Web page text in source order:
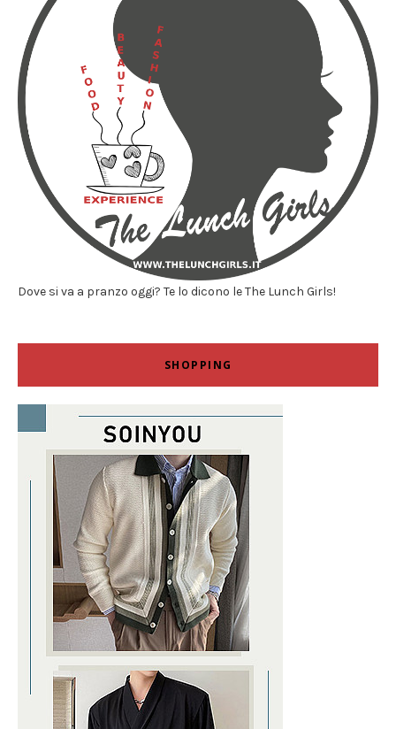
Dove si va a pranzo oggi? Te lo dicono le The Lunch Girls!
SHOPPING